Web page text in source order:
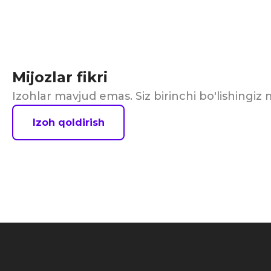
Mijozlar fikri
Izohlar mavjud emas. Siz birinchi bo'lishingiz
Izoh qoldirish